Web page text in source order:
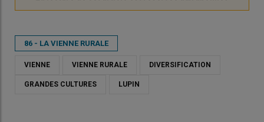
86 - LA VIENNE RURALE
VIENNE VIENNE RURALE DIVERSIFICATION
GRANDES CULTURES LUPIN